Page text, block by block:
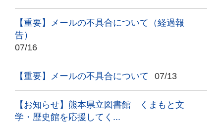
【重要】メールの不具合について（経過報
告）
07/16
【重要】メールの不具合について 07/13
【お知らせ】熊本県立図書館 くまもと文
学・歴史館を応援してく...